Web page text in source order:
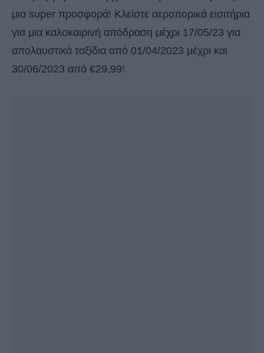
μια super προσφορά! Κλείστε αεροπορικά εισιτήρια
για μια καλοκαιρινή απόδραση μέχρι 17/05/23 για
απολαυστικά ταξίδια από 01/04/2023 μέχρι και
30/06/2023 από €29,99!